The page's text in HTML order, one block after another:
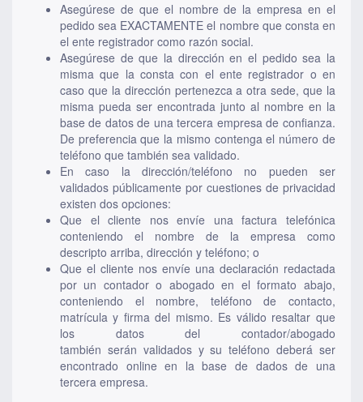
Asegúrese de que el nombre de la empresa en el
pedido sea EXACTAMENTE el nombre que consta en
el ente registrador como razón social.
Asegúrese de que la dirección en el pedido sea la
misma que la consta con el ente registrador o en
caso que la dirección pertenezca a otra sede, que la
misma pueda ser encontrada junto al nombre en la
base de datos de una tercera empresa de confianza.
De preferencia que la mismo contenga el número de
teléfono que también sea validado.
En caso la dirección/teléfono no pueden ser
validados públicamente por cuestiones de privacidad
existen dos opciones:
Que el cliente nos envíe una factura telefónica
conteniendo el nombre de la empresa como
descripto arriba, dirección y teléfono; o
Que el cliente nos envíe una declaración redactada
por un contador o abogado en el formato abajo,
conteniendo el nombre, teléfono de contacto,
matrícula y firma del mismo. Es válido resaltar que
los datos del contador/abogado
también serán validados y su teléfono deberá ser
encontrado online en la base de dados de una
tercera empresa.